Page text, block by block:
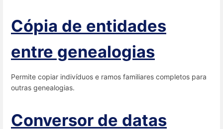
Cópia de entidades
entre genealogias
Permite copiar indivíduos e ramos familiares completos para
outras genealogias.
Conversor de datas